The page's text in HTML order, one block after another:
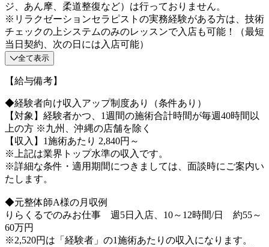
ジ、あん摩、柔道整復など）は行っておりません。
※リラクゼーションセラピストの実務経験がある方は、技術
チェックの上システムのみのレッスンで入店も可能！（最短
当日契約、次の日には入店可能）
全て表示
【給与備考】
◆経験者向け収入アップ制度あり（条件あり）
【対象】経験者かつ、1週間の施術合計時間が毎週40時間以
上の方 ※九州、沖縄の店舗を除く
【収入】1施術あたり 2,840円～
※上記は業界トップ水準の収入です。
※詳細な条件・適用期間につきましては、面談時にご案内い
たします。
◆元整体師A様の月収例
りらくるでのみお仕事 週5日入店、10～12時間/日 約55～
60万円
※2,520円は「経験者」の1施術あたりの収入になります。